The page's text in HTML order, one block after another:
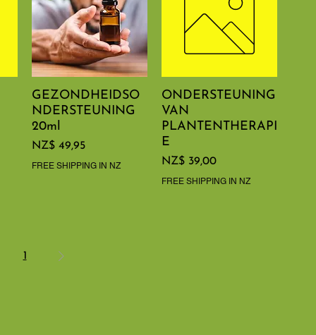
Snel overzicht
GEZONDHEIDSO
NDERSTEUNING
20ml
Prijs
NZ$ 49,95
FREE SHIPPING IN NZ
Snel overzicht
ONDERSTEUNING
VAN
PLANTENTHERAPI
E
Prijs
NZ$ 39,00
FREE SHIPPING IN NZ
1